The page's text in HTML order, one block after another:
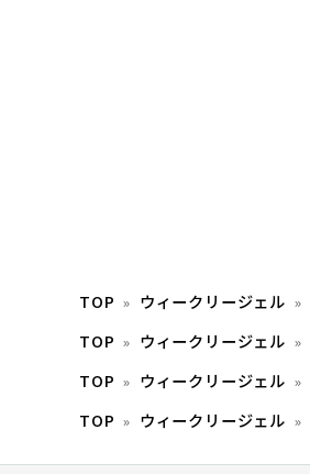
TOP ウィークリージェル
TOP ウィークリージェル
TOP ウィークリージェル
TOP ウィークリージェル